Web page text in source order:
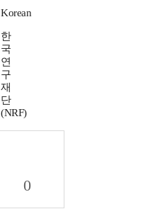
Korean
한
국
연
구
재
단
(NRF)
0